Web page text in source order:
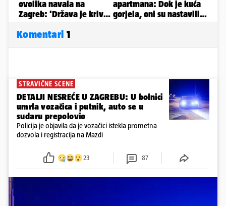
Komentari 1
STRAVIČNE SCENE
DETALJI NESREĆE U ZAGREBU: U bolnici
umrla vozačica i putnik, auto se u
sudaru prepolovio
Policija je objavila da je vozačici istekla prometna
dozvola i registracija na Mazdi
23 87